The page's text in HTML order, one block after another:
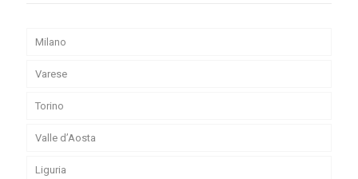
Milano
Varese
Torino
Valle d’Aosta
Liguria